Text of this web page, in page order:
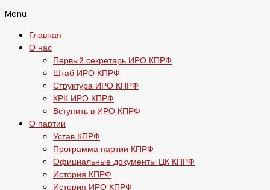
Menu
Главная
О нас
Первый секретарь ИРО КПРФ
Штаб ИРО КПРФ
Структура ИРО КПРФ
КРК ИРО КПРФ
Вступить в ИРО КПРФ
О партии
Устав КПРФ
Программа партии КПРФ
Официальные документы ЦК КПРФ
История КПРФ
История ИРО КПРФ